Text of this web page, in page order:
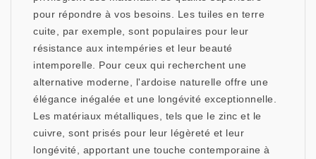
pour répondre à vos besoins. Les tuiles en terre
cuite, par exemple, sont populaires pour leur
résistance aux intempéries et leur beauté
intemporelle. Pour ceux qui recherchent une
alternative moderne, l'ardoise naturelle offre une
élégance inégalée et une longévité exceptionnelle.
Les matériaux métalliques, tels que le zinc et le
cuivre, sont prisés pour leur légèreté et leur
longévité, apportant une touche contemporaine à